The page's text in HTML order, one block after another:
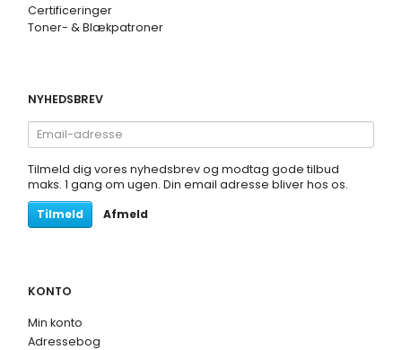
Certificeringer
Toner- & Blækpatroner
NYHEDSBREV
Email-
adresse
Tilmeld dig vores nyhedsbrev og modtag gode tilbud
maks. 1 gang om ugen. Din email adresse bliver hos os.
Tilmeld
Afmeld
KONTO
Min konto
Adressebog